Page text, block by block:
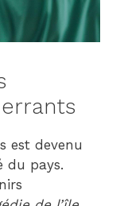
est devenu
du pays.